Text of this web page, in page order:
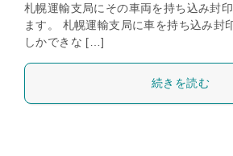
札幌運輸支局にその車両を持ち込み封
ます。 札幌運輸支局に車を持ち込み封
しかできな […]
続きを読む